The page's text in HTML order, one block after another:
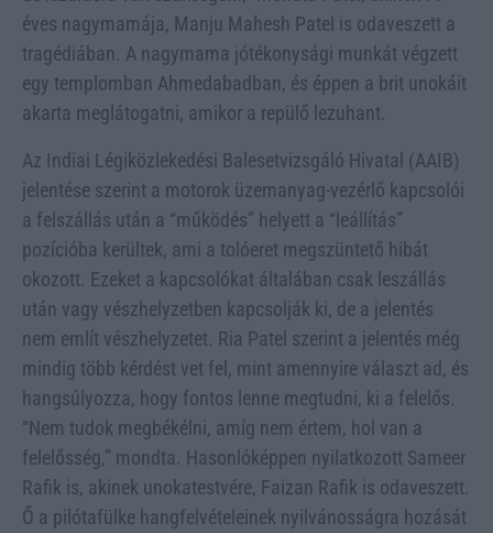
éves nagymamája, Manju Mahesh Patel is odaveszett a
tragédiában. A nagymama jótékonysági munkát végzett
egy templomban Ahmedabadban, és éppen a brit unokáit
akarta meglátogatni, amikor a repülő lezuhant.
Az Indiai Légiközlekedési Balesetvizsgáló Hivatal (AAIB)
jelentése szerint a motorok üzemanyag-vezérlő kapcsolói
a felszállás után a “működés” helyett a “leállítás”
pozícióba kerültek, ami a tolóeret megszüntető hibát
okozott. Ezeket a kapcsolókat általában csak leszállás
után vagy vészhelyzetben kapcsolják ki, de a jelentés
nem említ vészhelyzetet. Ria Patel szerint a jelentés még
mindig több kérdést vet fel, mint amennyire választ ad, és
hangsúlyozza, hogy fontos lenne megtudni, ki a felelős.
“Nem tudok megbékélni, amíg nem értem, hol van a
felelősség,” mondta. Hasonlóképpen nyilatkozott Sameer
Rafik is, akinek unokatestvére, Faizan Rafik is odaveszett.
Ő a pilótafülke hangfelvételeinek nyilvánosságra hozását